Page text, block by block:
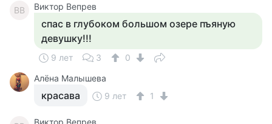
ВВ Виктор Вепрев
спас в глубоком большом озере пъяную
девушку!!!
9 лет 3
0
Алёна Малышева
красава 9 лет 1
Виктор Вепрев